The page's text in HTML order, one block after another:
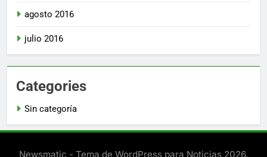
agosto 2016
julio 2016
Categories
Sin categoría
Newsmatic - Tema de WordPress para Noticias 2026.